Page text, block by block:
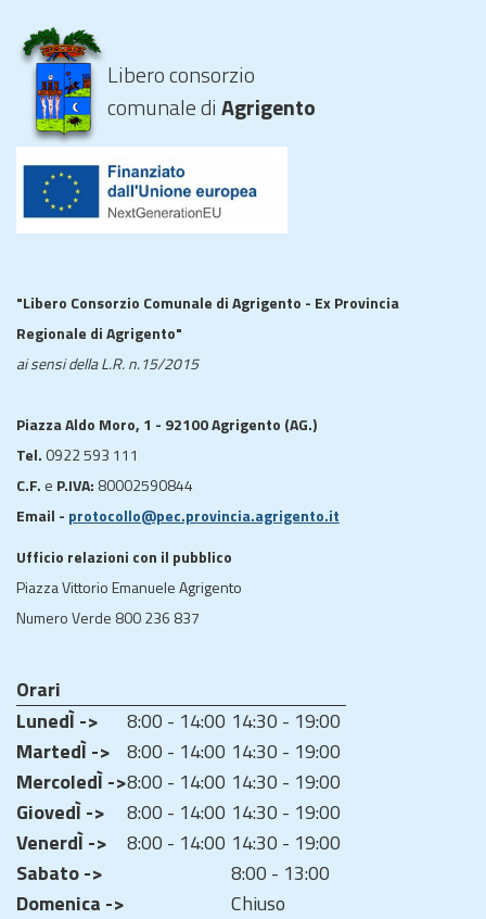
Libero consorzio
comunale diAgrigento
"Libero Consorzio Comunale di Agrigento - Ex Provincia
Regionale di Agrigento"
ai sensi della L.R. n.15/2015
Piazza Aldo Moro, 1 - 92100 Agrigento (AG.)
Tel. 0922 593 111
C.F. e P.IVA: 80002590844
Email - protocollo@pec.provincia.agrigento.it
Ufficio relazioni con il pubblico
Piazza Vittorio Emanuele Agrigento
Numero Verde 800 236 837
Orari
LunedÌ ->
8:00 - 14:00 14:30 - 19:00
MartedÌ -> 8:00 - 14:00 14:30 - 19:00
MercoledÌ ->8:00 - 14:00 14:30 - 19:00
GiovedÌ ->
8:00 - 14:00 14:30 - 19:00
VenerdÌ ->
8:00 - 14:00 14:30 - 19:00
Sabato ->
8:00 - 13:00
Domenica ->
Chiuso